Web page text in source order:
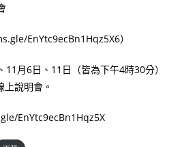
EnYtc9ecBn1Hqz5X6）
月6日、11日（皆為下午4時30分）
說明會。
EnYtc9ecBn1Hqz5X